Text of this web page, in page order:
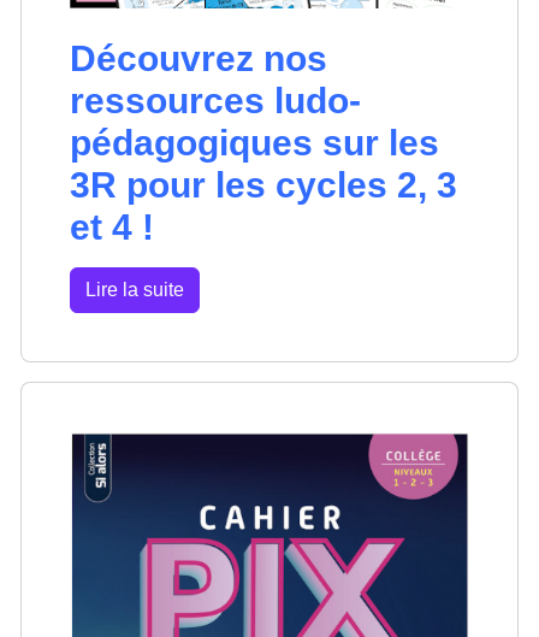
Découvrez nos
ressources ludo-
pédagogiques sur les
3R pour les cycles 2, 3
et 4 !
Lire la suite